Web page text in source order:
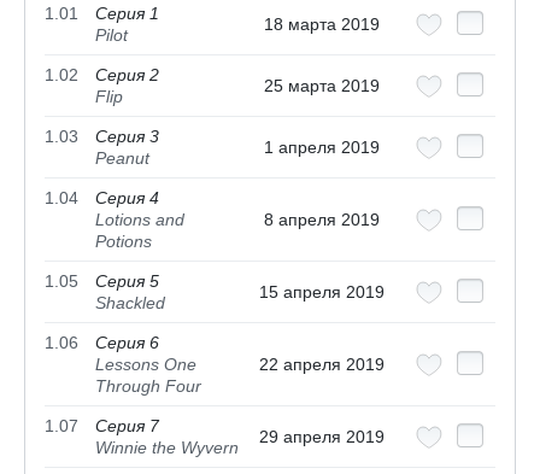
1.01
Серия 1
Pilot
18 марта 2019
1.02
Серия 2
Flip
25 марта 2019
1.03
Серия 3
Peanut
1 апреля 2019
1.04
Серия 4
Lotions and
Potions
8 апреля 2019
1.05
Серия 5
Shackled
15 апреля 2019
1.06
Серия 6
Lessons One
Through Four
22 апреля 2019
1.07
Серия 7
Winnie the Wyvern
29 апреля 2019